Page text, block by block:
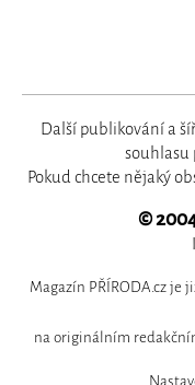
Další publikování a
souhlasu
Pokud chcete nějaký
©
Magazín PŘÍRODA.cz je
na originálním